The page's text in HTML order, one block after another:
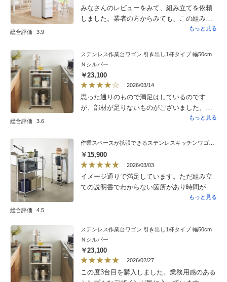
総合評価 3.9
みなさんのレビューをみて、組み立てを依頼
しました。業者の方からみても、この組み立
ては難しいらしいです。ならば、完成品を提
思いました。商品自体は、まあまあの使い勝
手です。
もっと見る
総合評価 3.6
ステンレス作業台ワゴン 引き出し1杯タイプ 幅50cm
Ｎシルバー
￥23,100
2026/03/14
思った通りのもので満足はしているのです
が、部材が足りないものがございました。
コーナー保護キャップが向かって右奥が1個足
シャーの予備が１か所あるようですが、それ
ましたが繋がらないので、ここに書かせて頂
足部品を希望します。今も同じシリーズで検
討中の物がありまして、ご返答下さいませ。
もっと見る
総合評価 4.5
作業スペースが拡張できるステンレスキッチンワゴン 幅36.5cm
￥15,900
2026/03/03
イメージ通りで満足しています。ただ組み立
ての説明書でわからない箇所があり時間が余
計にかかりました。組み立てが苦手な方は2人
ます。
もっと見る
ステンレス作業台ワゴン 引き出し1杯タイプ 幅50cm
Ｎシルバー
￥23,100
2026/02/27
この度3台目を購入しました。業務用感のある